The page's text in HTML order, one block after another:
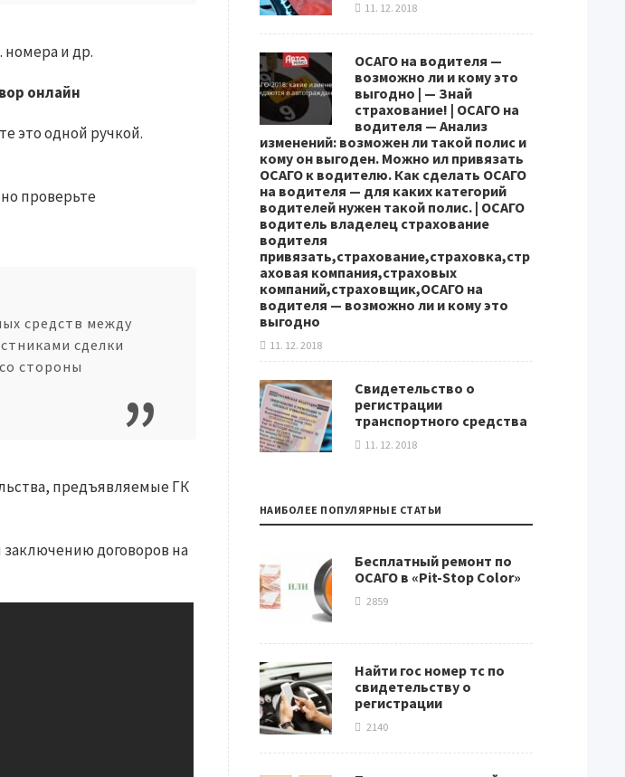
номера и др.
онлайн
это одной ручкой.
проверьте
средств между
сделки
стороны
предъявляемые ГК
договоров на
11. 12. 2018
ОСАГО на водителя —
возможно ли и кому это
выгодно | — Знай
страхование! | ОСАГО на
водителя — Анализ
изменений: возможен ли такой полис и
кому он выгоден. Можно ил привязать
ОСАГО к водителю. Как сделать ОСАГО
на водителя — для каких категорий
водителей нужен такой полис. | ОСАГО
водитель владелец страхование
водителя
привязать,страхование,страховка,стр
аховая компания,страховых
компаний,страховщик,ОСАГО на
водителя — возможно ли и кому это
выгодно
11. 12. 2018
Свидетельство о
регистрации
транспортного средства
11. 12. 2018
НАИБОЛЕЕ ПОПУЛЯРНЫЕ СТАТЬИ
Бесплатный ремонт по
ОСАГО в «Pit-Stop Color»
2859
Найти гос номер тс по
свидетельству о
регистрации
2140